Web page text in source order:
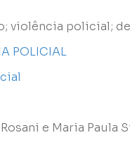
violência policial;
POLICIAL
e Maria Paula